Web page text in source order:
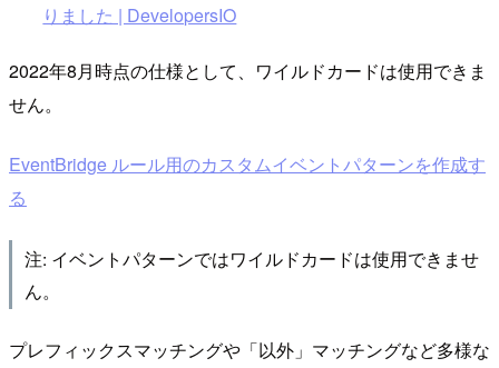
りました | DevelopersIO
2022年8月時点の仕様として、ワイルドカードは使用できま
せん。
EventBridge ルール用のカスタムイベントパターンを作成す
る
注: イベントパターンではワイルドカードは使用できませ
ん。
プレフィックスマッチングや「以外」マッチングなど多様な